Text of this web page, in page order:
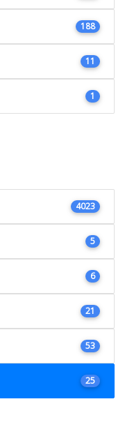
188
11
1
4023
5
6
21
53
25